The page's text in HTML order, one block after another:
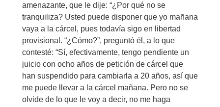
amenazante, que le dije: “¿Por qué no se
tranquiliza? Usted puede disponer que yo mañana
vaya a la cárcel, pues todavía sigo en libertad
provisional. “¿Cómo?”, preguntó él, a lo que
contesté: “Sí, efectivamente, tengo pendiente un
juicio con ocho años de petición de cárcel que
han suspendido para cambiarla a 20 años, así que
me puede llevar a la cárcel mañana. Pero no se
olvide de lo que le voy a decir, no me haga